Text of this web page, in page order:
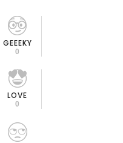
GEEEKY
0
LOVE
0